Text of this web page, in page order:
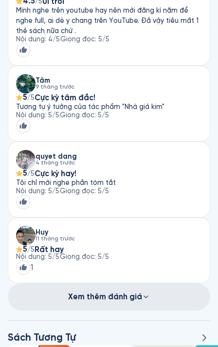
Mình nghe trên youtube hay nên mới đăng kí năm để
nghe full, ai dè y chang trên YouTube. Đã vậy tiêu mất 1
thẻ sách nữa chứ .
Nội dung: 4/5Giọng đọc: 5/5
Tâm
9 tháng trước
5/5Cực kỳ tâm đắc!
Tương tự ý tưởng của tác phẩm "Nhà giả kim"
Nội dung: 5/5Giọng đọc: 5/5
quyet dang
4 tháng trước
5/5Cực kỳ hay!
Tôi chỉ mới nghe phần tóm tắt
Nội dung: 5/5Giọng đọc: 5/5
Huy
11 tháng trước
5/5 Rất hay
Nội dung: 5/5Giọng đọc: 5/5
1
Xem thêm đánh giá
Sách Tương Tự